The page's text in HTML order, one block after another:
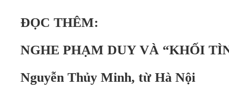
ĐỌC THÊM:
NGHE PHẠM DUY VÀ “KHỐI
Nguyễn Thủy Minh, từ Hà Nội